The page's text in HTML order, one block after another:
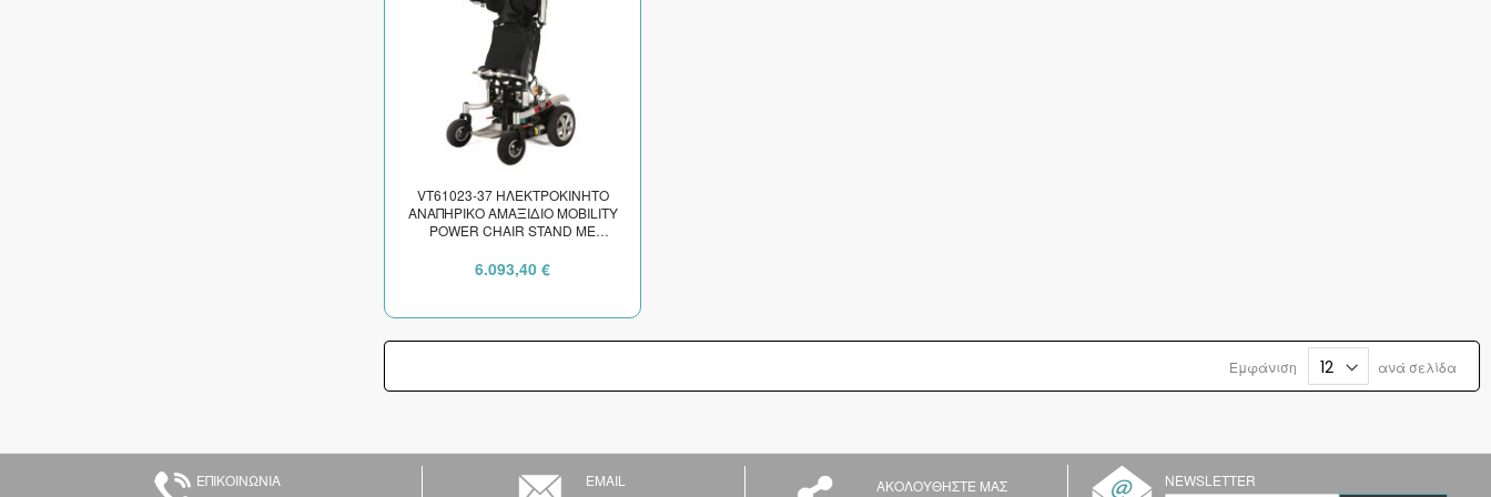
VT61023-37 ΗΛΕΚΤΡΟΚΙΝΗΤΟ
ΑΝΑΠΗΡΙΚΟ ΑΜΑΞΙΔΙΟ MOBILITY
POWER CHAIR STAND ΜΕ
ΠΛΑΤΟΣ ΚΑΘΙΣΜΑΤΟΣ 45cm
6.093,40 €
Εμφάνιση ανά σελίδα
ΕΠΙΚΟΙΝΩΝΙΑ EMAIL ΑΚΟΛΟΥΘΗΣΤΕ ΜΑΣ
NEWSLETTER